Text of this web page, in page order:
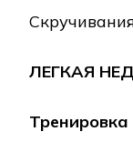
ЛЕГКАЯ
Тренировка